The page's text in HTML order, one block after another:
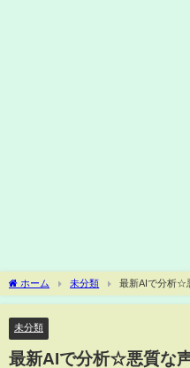
ホーム 未分類
最新AIで分析☆
優#アニメ#AI
未分類
最新AIで分析☆悪質な